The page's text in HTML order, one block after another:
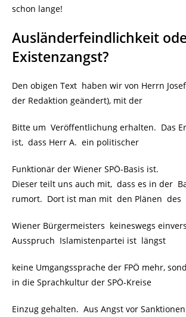
schon lange!
Ausländerfeindlichkeit
Existenzangst?
Den obigen Text haben wir von Herrn
der Redaktion geändert), mit der
Bitte um Veröffentlichung erhalten. Das
ist, dass Herr A. ein politischer
Funktionär der Wiener SPÖ-Basis ist.
Dieser teilt uns auch mit, dass es in der
rumort. Dort ist man mit den Plänen des
Wiener Bürgermeisters keineswegs
Ausspruch Islamistenpartei ist längst
keine Umgangssprache der FPÖ mehr,
in die Sprachkultur der SPÖ-Kreise
Einzug gehalten. Aus Angst vor